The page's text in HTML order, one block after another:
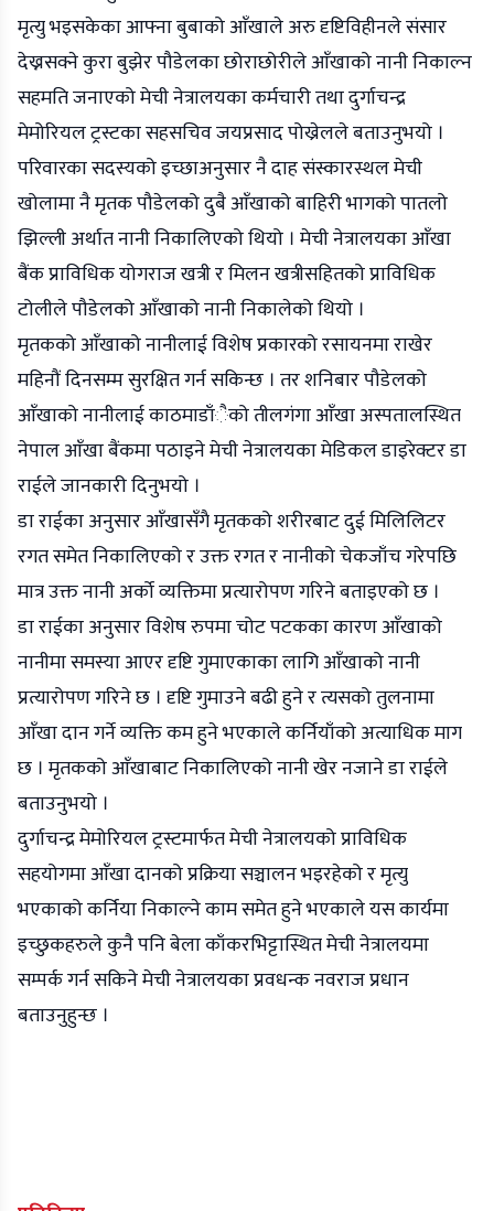
मृत्यु भइसकेका आफ्ना बुबाको आँखाले अरु दृष्टिविहीनले संसार
देख्नसक्ने कुरा बुझेर पौडेलका छोराछोरीले आँखाको नानी निकाल्न
सहमति जनाएको मेची नेत्रालयका कर्मचारी तथा दुर्गाचन्द्र
मेमोरियल ट्रस्टका सहसचिव जयप्रसाद पोख्रेलले बताउनुभयो ।
परिवारका सदस्यको इच्छाअनुसार नै दाह संस्कारस्थल मेची
खोलामा नै मृतक पौडेलको दुबै आँखाको बाहिरी भागको पातलो
झिल्ली अर्थात नानी निकालिएको थियो । मेची नेत्रालयका आँखा
बैंक प्राविधिक योगराज खत्री र मिलन खत्रीसहितको प्राविधिक
टोलीले पौडेलको आँखाको नानी निकालेको थियो ।
मृतकको आँखाको नानीलाई विशेष प्रकारको रसायनमा राखेर
महिनौं दिनसम्म सुरक्षित गर्न सकिन्छ । तर शनिबार पौडेलको
आँखाको नानीलाई काठमाडाँैको तीलगंगा आँखा अस्पतालस्थित
नेपाल आँखा बैंकमा पठाइने मेची नेत्रालयका मेडिकल डाइरेक्टर डा
राईले जानकारी दिनुभयो ।
डा राईका अनुसार आँखासँगै मृतकको शरीरबाट दुई मिलिलिटर
रगत समेत निकालिएको र उक्त रगत र नानीको चेकजाँच गरेपछि
मात्र उक्त नानी अर्को व्यक्तिमा प्रत्यारोपण गरिने बताइएको छ ।
डा राईका अनुसार विशेष रुपमा चोट पटकका कारण आँखाको
नानीमा समस्या आएर दृष्टि गुमाएकाका लागि आँखाको नानी
प्रत्यारोपण गरिने छ । दृष्टि गुमाउने बढी हुने र त्यसको तुलनामा
आँखा दान गर्ने व्यक्ति कम हुने भएकाले कर्नियाँको अत्याधिक माग
छ । मृतकको आँखाबाट निकालिएको नानी खेर नजाने डा राईले
बताउनुभयो ।
दुर्गाचन्द्र मेमोरियल ट्रस्टमार्फत मेची नेत्रालयको प्राविधिक
सहयोगमा आँखा दानको प्रक्रिया सञ्चालन भइरहेको र मृत्यु
भएकाको कर्निया निकाल्ने काम समेत हुने भएकाले यस कार्यमा
इच्छुकहरुले कुनै पनि बेला काँकरभिट्टास्थित मेची नेत्रालयमा
सम्पर्क गर्न सकिने मेची नेत्रालयका प्रवधन्क नवराज प्रधान
बताउनुहुन्छ ।